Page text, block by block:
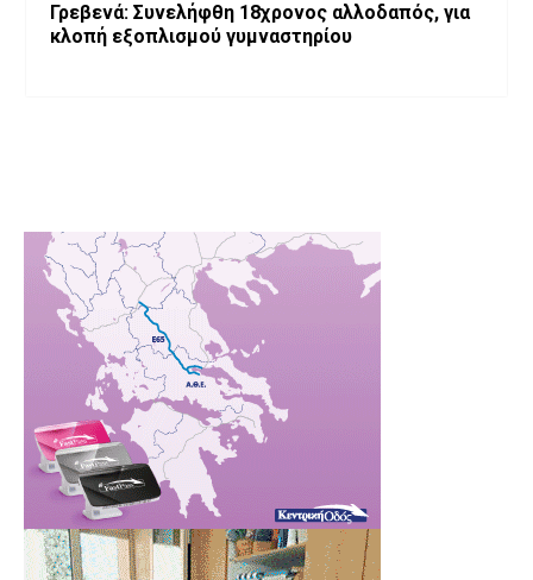
Γρεβενά: Συνελήφθη 18χρονος αλλοδαπός, για
κλοπή εξοπλισμού γυμναστηρίου